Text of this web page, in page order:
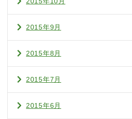
2015年9月
2015年8月
2015年7月
2015年6月